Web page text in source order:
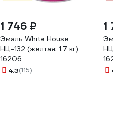
1 746 ₽
Эмаль White House
НЦ-132 (желтая; 1.7 кг)
16206
4.3(115)
1
Эмаль
НЦ-132
16208
4.3